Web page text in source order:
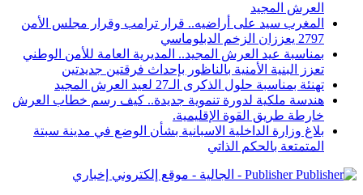
العرش المجيد
المغرب سيد على أراضيه.. قرار ترامب وقرار مجلس الأمن
2797 يعززان الزخم الدبلوماسي
بمناسبة عيد العرش المجيد.. المديرية العامة للأمن الوطني
تعزز البنية الأمنية بالناظور بإحداث فرقتين جديدتين
تهنئة بمناسبة حلول الذكرى الـ27 لعيد العرش المجيد
هندسة ملكية لدورة تنموية جديدة.. كيف رسم خطاب العرش
خارطة طريق القوة الإقليمية.
بلاغ وزارة الداخلية الاسبانية بشأن الوضع في مدينة سبتة
المتمتعة بالحكم الذاتي
Publisher - الجالية - موقع إلكتروني إخباري